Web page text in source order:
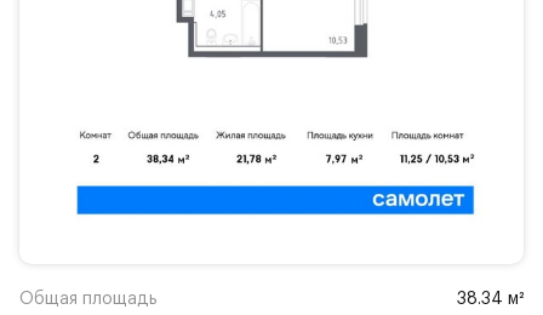
Общая площадь 38.34 м²